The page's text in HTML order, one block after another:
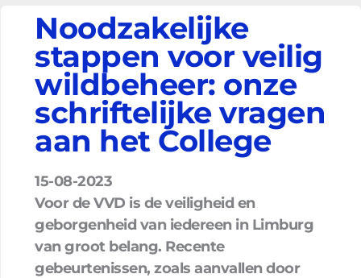
Noodzakelijke
stappen voor veilig
wildbeheer: onze
schriftelijke vragen
aan het College
15-08-2023
Voor de VVD is de veiligheid en
geborgenheid van iedereen in Limburg
van groot belang. Recente
gebeurtenissen, zoals aanvallen door